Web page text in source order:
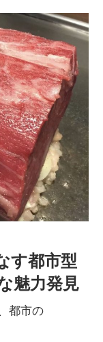
す都市型
魅力発見
都市の